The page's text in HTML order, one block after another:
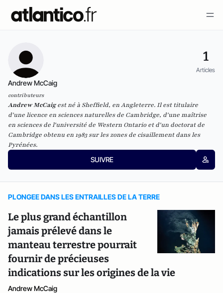
1
Articles
Andrew McCaig
contributeurs
Andrew McCaigest né à Sheffield, en Angleterre. Il est titulaire
d'une licence en sciences naturelles de Cambridge, d'une maîtrise
en sciences de l'université de Western Ontario et d'un doctorat de
Cambridge obtenu en 1983 sur les zones de cisaillement dans les
Pyrénées.
SUIVRE
PLONGEE DANS LES ENTRAILLES DE LA TERRE
Le plus grand échantillon
jamais prélevé dans le
manteau terrestre pourrait
fournir de précieuses
indications sur les origines de la vie
Andrew McCaig